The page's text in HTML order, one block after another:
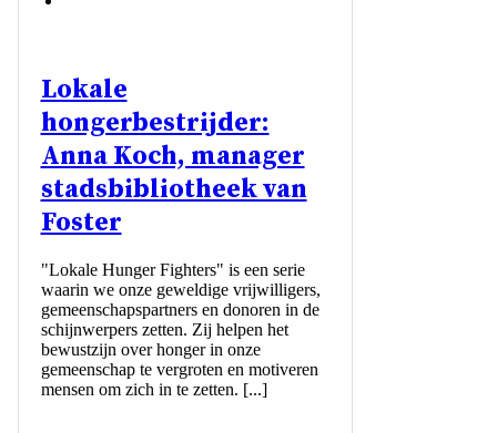
Lokale
hongerbestrijder:
Anna Koch, manager
stadsbibliotheek van
Foster
"Lokale Hunger Fighters" is een serie
waarin we onze geweldige vrijwilligers,
gemeenschapspartners en donoren in de
schijnwerpers zetten. Zij helpen het
bewustzijn over honger in onze
gemeenschap te vergroten en motiveren
mensen om zich in te zetten. [...]